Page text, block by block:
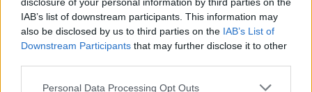
IAB’s list of downstream participants. This information may
also be disclosed by us to third parties on the IAB’s List of
Downstream Participants that may further disclose it to other
Personal Data Processing Opt Outs
VÍCE OD AUTORA
Zpravodajství
Svatá Hora rozšířila počet bohoslužeb.